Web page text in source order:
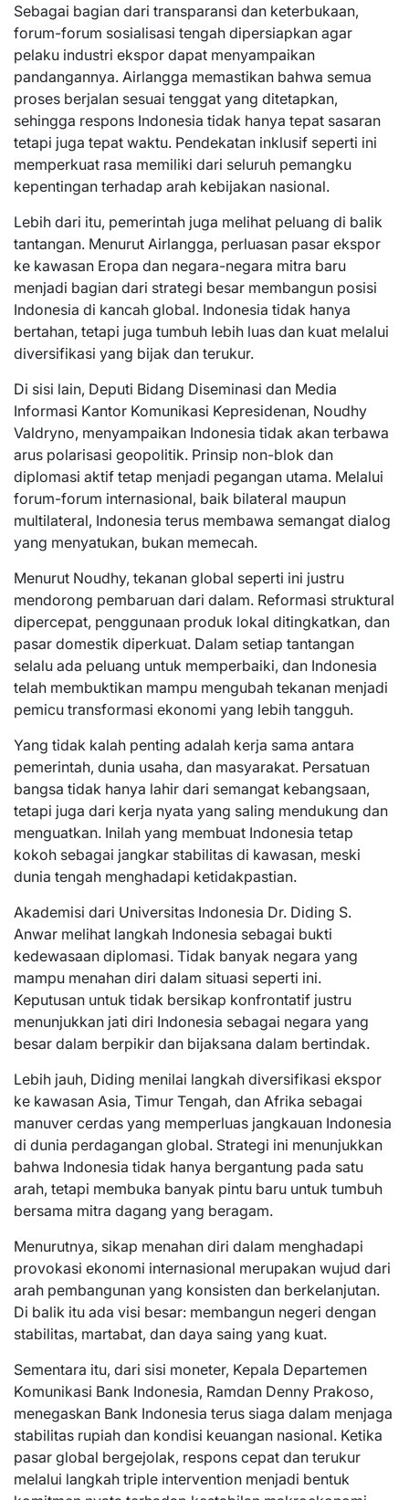
Sebagai bagian dari transparansi dan keterbukaan,
forum-forum sosialisasi tengah dipersiapkan agar
pelaku industri ekspor dapat menyampaikan
pandangannya. Airlangga memastikan bahwa semua
proses berjalan sesuai tenggat yang ditetapkan,
sehingga respons Indonesia tidak hanya tepat sasaran
tetapi juga tepat waktu. Pendekatan inklusif seperti ini
memperkuat rasa memiliki dari seluruh pemangku
kepentingan terhadap arah kebijakan nasional.
Lebih dari itu, pemerintah juga melihat peluang di balik
tantangan. Menurut Airlangga, perluasan pasar ekspor
ke kawasan Eropa dan negara-negara mitra baru
menjadi bagian dari strategi besar membangun posisi
Indonesia di kancah global. Indonesia tidak hanya
bertahan, tetapi juga tumbuh lebih luas dan kuat melalui
diversifikasi yang bijak dan terukur.
Di sisi lain, Deputi Bidang Diseminasi dan Media
Informasi Kantor Komunikasi Kepresidenan, Noudhy
Valdryno, menyampaikan Indonesia tidak akan terbawa
arus polarisasi geopolitik. Prinsip non-blok dan
diplomasi aktif tetap menjadi pegangan utama. Melalui
forum-forum internasional, baik bilateral maupun
multilateral, Indonesia terus membawa semangat dialog
yang menyatukan, bukan memecah.
Menurut Noudhy, tekanan global seperti ini justru
mendorong pembaruan dari dalam. Reformasi struktural
dipercepat, penggunaan produk lokal ditingkatkan, dan
pasar domestik diperkuat. Dalam setiap tantangan
selalu ada peluang untuk memperbaiki, dan Indonesia
telah membuktikan mampu mengubah tekanan menjadi
pemicu transformasi ekonomi yang lebih tangguh.
Yang tidak kalah penting adalah kerja sama antara
pemerintah, dunia usaha, dan masyarakat. Persatuan
bangsa tidak hanya lahir dari semangat kebangsaan,
tetapi juga dari kerja nyata yang saling mendukung dan
menguatkan. Inilah yang membuat Indonesia tetap
kokoh sebagai jangkar stabilitas di kawasan, meski
dunia tengah menghadapi ketidakpastian.
Akademisi dari Universitas Indonesia Dr. Diding S.
Anwar melihat langkah Indonesia sebagai bukti
kedewasaan diplomasi. Tidak banyak negara yang
mampu menahan diri dalam situasi seperti ini.
Keputusan untuk tidak bersikap konfrontatif justru
menunjukkan jati diri Indonesia sebagai negara yang
besar dalam berpikir dan bijaksana dalam bertindak.
Lebih jauh, Diding menilai langkah diversifikasi ekspor
ke kawasan Asia, Timur Tengah, dan Afrika sebagai
manuver cerdas yang memperluas jangkauan Indonesia
di dunia perdagangan global. Strategi ini menunjukkan
bahwa Indonesia tidak hanya bergantung pada satu
arah, tetapi membuka banyak pintu baru untuk tumbuh
bersama mitra dagang yang beragam.
Menurutnya, sikap menahan diri dalam menghadapi
provokasi ekonomi internasional merupakan wujud dari
arah pembangunan yang konsisten dan berkelanjutan.
Di balik itu ada visi besar: membangun negeri dengan
stabilitas, martabat, dan daya saing yang kuat.
Sementara itu, dari sisi moneter, Kepala Departemen
Komunikasi Bank Indonesia, Ramdan Denny Prakoso,
menegaskan Bank Indonesia terus siaga dalam menjaga
stabilitas rupiah dan kondisi keuangan nasional. Ketika
pasar global bergejolak, respons cepat dan terukur
melalui langkah triple intervention menjadi bentuk